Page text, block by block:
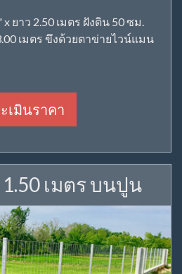
ยาว 2.50 เมตร ฝังดิน 50 ซม.
เมตร ขึงด้วยตาข่ายไวน์แมน
เมินราคา
เมตร บนปูน